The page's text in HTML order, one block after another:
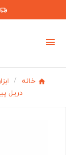
خانه
دریل